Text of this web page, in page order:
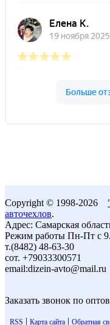
Copyright © 1998-2026
авточехлов.
Адрес: Самарская
Режим работы Пн-Пт с
т.(8482) 48-63-30
сот. +79033300571
email:dizein-avto@mail.ru
Заказать звонок по
RSS | Карта сайта | Обратная